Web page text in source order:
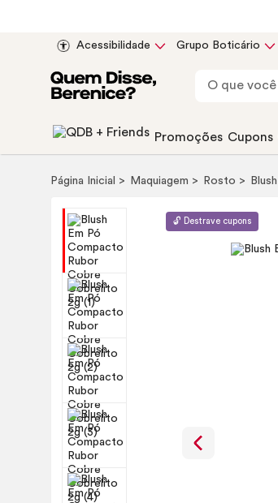
Acessibilidade Grupo Boticário
Promoções Cupons
Página Inicial Maquiagem Rosto Blush
🔓 Destrave cupons